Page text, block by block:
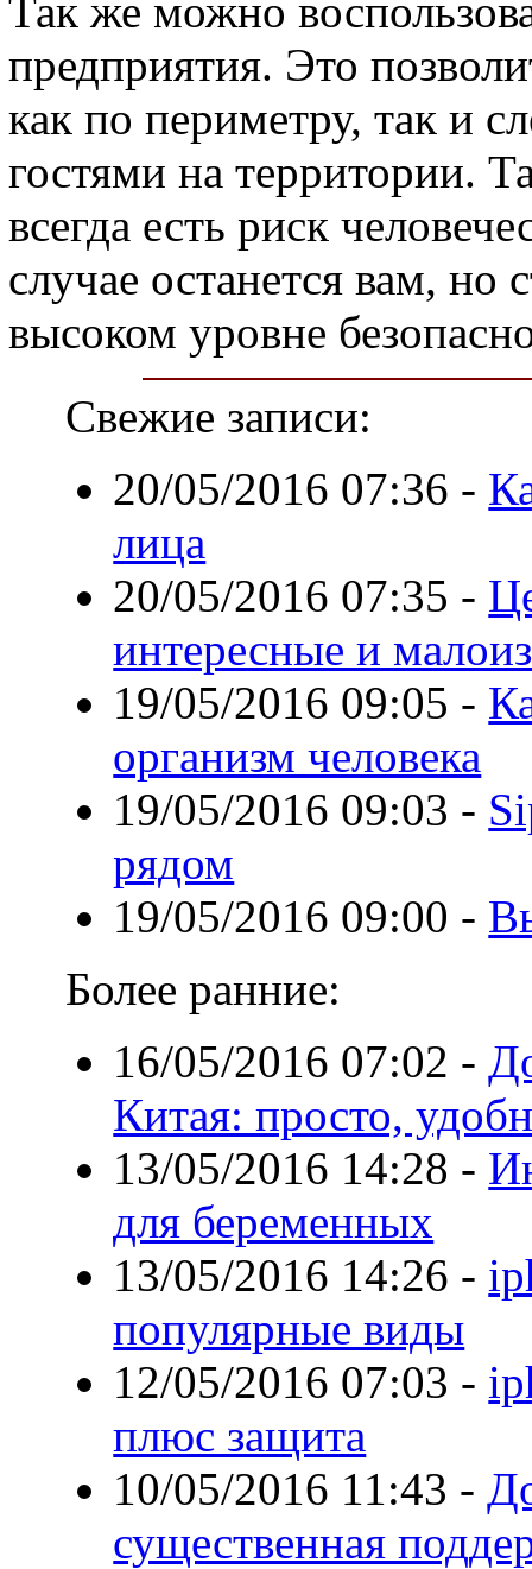
Так же можно
предприятия. Это
как по периметру, так и
гостями на территории.
всегда есть риск
случае останется вам, но
высоком уровне
Свежие записи:
20/05/2016 07:36 -
лица
20/05/2016 07:35 -
интересные и
19/05/2016 09:05 -
организм человека
19/05/2016 09:03 -
рядом
19/05/2016 09:00 -
Более ранние:
16/05/2016 07:02 -
Китая: просто,
13/05/2016 14:28 -
для беременных
13/05/2016 14:26 -
популярные виды
12/05/2016 07:03 -
плюс защита
10/05/2016 11:43 -
существенная